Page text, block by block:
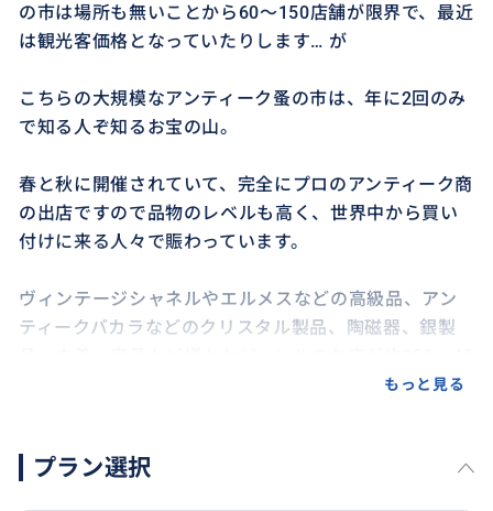
の市は場所も無いことから60〜150店舗が限界で、最近
は観光客価格となっていたりします… が
こちらの大規模なアンティーク蚤の市は、年に2回のみ
で知る人ぞ知るお宝の山。
春と秋に開催されていて、完全にプロのアンティーク商
の出店ですので品物のレベルも高く、世界中から買い
付けに来る人々で賑わっています。
ヴィンテージシャネルやエルメスなどの高級品、アン
ティークバカラなどのクリスタル製品、陶磁器、銀製
たり過ごせます。
もっと見る
プラン選択